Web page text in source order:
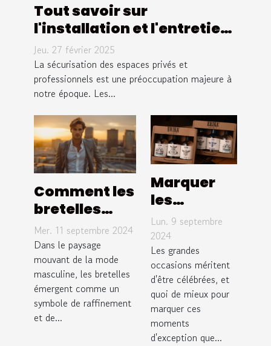
Tout savoir sur
l'installation et l'entretien
des portails à contrôle
d'accès
Jeu. 27 février 2025
La sécurisation des espaces privés et
professionnels est une préoccupation majeure à
notre époque. Les...
Comment les
bretelles
redéfinissent
l'élégance
masculine
moderne
Mer. 11 septembre 2024
Dans le paysage
mouvant de la mode
masculine, les bretelles
émergent comme un
symbole de raffinement
et de...
Marquer
les
grandes
occasions :
offrir
uncde
qualité !
Lun. 9 septembre
2024
Les grandes
occasions méritent
d'être célébrées, et
quoi de mieux pour
marquer ces
moments
d'exception que...